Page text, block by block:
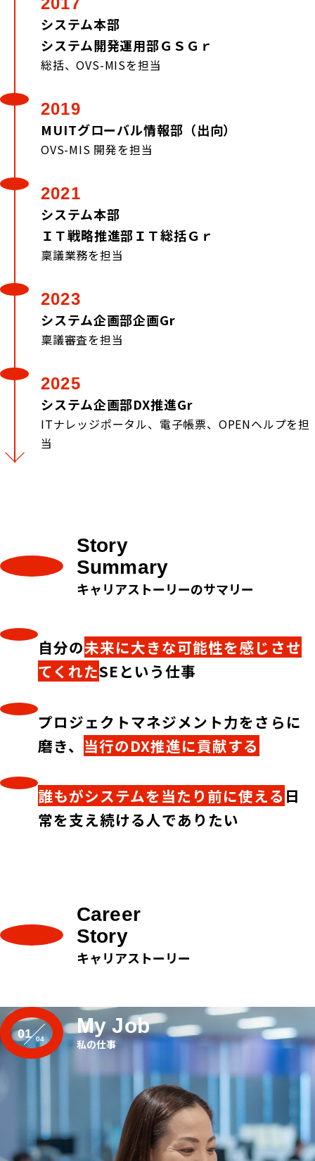
システム本部
システム開発運用部ＧＳＧｒ
総括、OVS-MISを担当
2019
MUITグローバル情報部（出向）
OVS-MIS 開発を担当
2021
システム本部
ＩＴ戦略推進部ＩＴ総括Ｇｒ
稟議業務を担当
2023
システム企画部企画Gr
稟議審査を担当
2025
システム企画部DX推進Gr
ITナレッジポータル、電子帳票、OPENヘルプを担
当
Story
Summary
キャリアストーリーのサマリー
自分の未来に大きな可能性を感じさせ
てくれたSEという仕事
プロジェクトマネジメント力をさらに
磨き、 当行のDX推進に貢献する
誰もがシステムを当たり前に使える 日
常を支え続ける人でありたい
Career
Story
キャリアストーリー
01 My Job
私の仕事